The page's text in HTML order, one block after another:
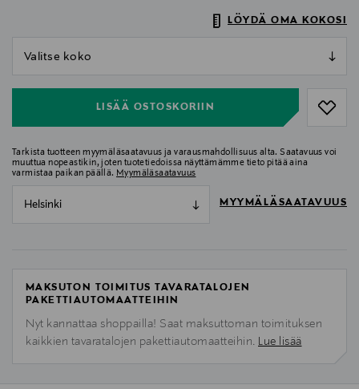
LÖYDÄ OMA KOKOSI
LISÄÄ OSTOSKORIIN
Tarkista tuotteen myymäläsaatavuus ja varausmahdollisuus alta. Saatavuus voi
muuttua nopeastikin, joten tuotetiedoissa näyttämämme tieto pitää aina
varmistaa paikan päällä. Myymäläsaatavuus
Helsinki MYYMÄLÄSAATAVUUS
MAKSUTON TOIMITUS TAVARATALOJEN
PAKETTIAUTOMAATTEIHIN
Nyt kannattaa shoppailla! Saat maksuttoman toimituksen
kaikkien tavaratalojen pakettiautomaatteihin. Lue lisää